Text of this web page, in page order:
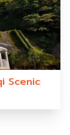
Scenic